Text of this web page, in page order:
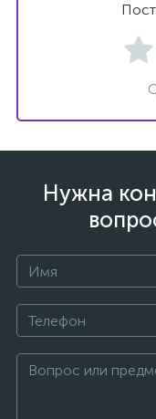
Нужна